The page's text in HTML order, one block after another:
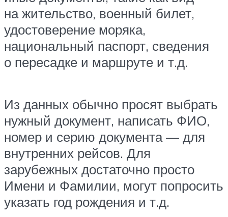
на жительство, военный билет,
удостоверение моряка,
национальный паспорт, сведения
о пересадке и маршруте и т.д.
Из данных обычно просят выбрать
нужный документ, написать ФИО,
номер и серию документа — для
внутренних рейсов. Для
зарубежных достаточно просто
Имени и Фамилии, могут попросить
указать год рождения и т.д.